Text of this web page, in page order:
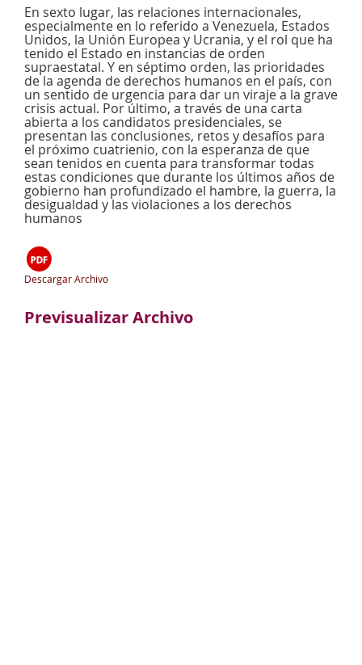
En sexto lugar, las relaciones internacionales,
especialmente en lo referido a Venezuela, Estados
Unidos, la Unión Europea y Ucrania, y el rol que ha
tenido el Estado en instancias de orden
supraestatal. Y en séptimo orden, las prioridades
de la agenda de derechos humanos en el país, con
un sentido de urgencia para dar un viraje a la grave
crisis actual. Por último, a través de una carta
abierta a los candidatos presidenciales, se
presentan las conclusiones, retos y desafíos para
el próximo cuatrienio, con la esperanza de que
sean tenidos en cuenta para transformar todas
estas condiciones que durante los últimos años de
gobierno han profundizado el hambre, la guerra, la
desigualdad y las violaciones a los derechos
humanos
Descargar Archivo
Previsualizar Archivo